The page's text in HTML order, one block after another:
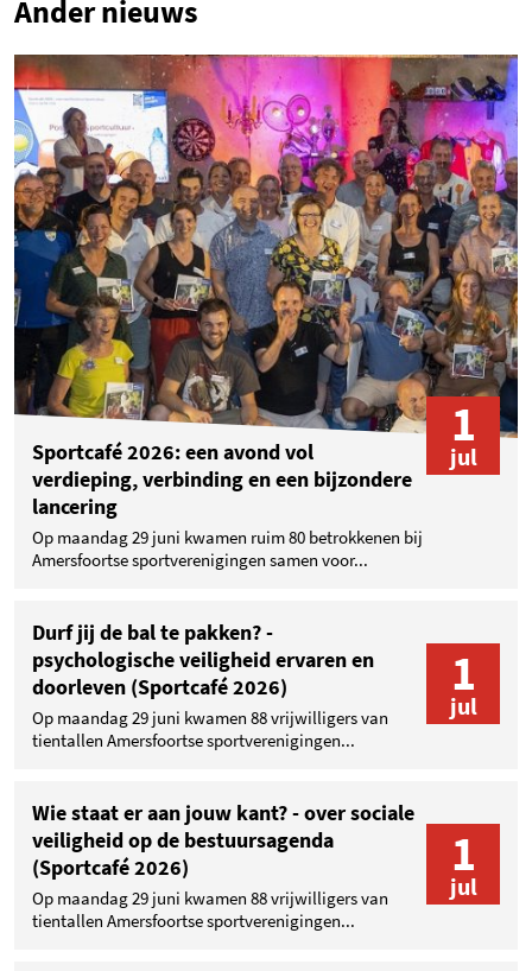
Ander nieuws
Sportcafé 2026: een avond vol
verdieping, verbinding en een bijzondere
lancering
Op maandag 29 juni kwamen ruim 80 betrokkenen bij
Amersfoortse sportverenigingen samen voor...
1
jul
Durf jij de bal te pakken? -
psychologische veiligheid ervaren en
doorleven (Sportcafé 2026)
Op maandag 29 juni kwamen 88 vrijwilligers van
tientallen Amersfoortse sportverenigingen...
1
jul
Wie staat er aan jouw kant? - over sociale
veiligheid op de bestuursagenda
(Sportcafé 2026)
Op maandag 29 juni kwamen 88 vrijwilligers van
tientallen Amersfoortse sportverenigingen...
1
jul